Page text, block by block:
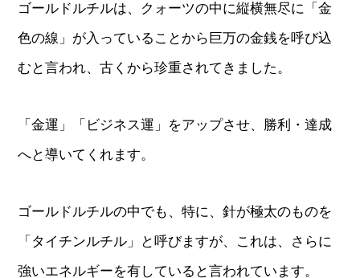
ゴールドルチルは、クォーツの中に縦横無尽に「金
色の線」が入っていることから巨万の金銭を呼び込
むと言われ、古くから珍重されてきました。
「金運」「ビジネス運」をアップさせ、勝利・達成
へと導いてくれます。
ゴールドルチルの中でも、特に、針が極太のものを
「タイチンルチル」と呼びますが、これは、さらに
強いエネルギーを有していると言われています。